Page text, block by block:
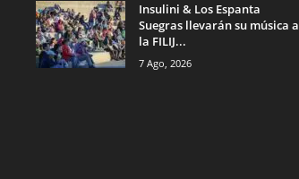
Insulini & Los Espanta
Suegras llevarán su música a
la FILIJ...
7 Ago, 2026